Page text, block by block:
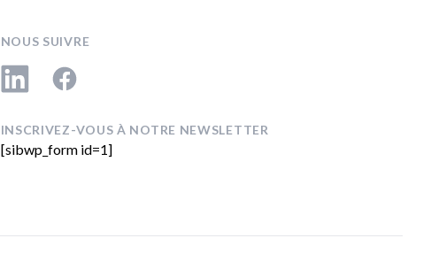
NOUS SUIVRE
Linkedin Facebook
INSCRIVEZ-VOUS À NOTRE NEWSLETTER
[sibwp_form id=1]